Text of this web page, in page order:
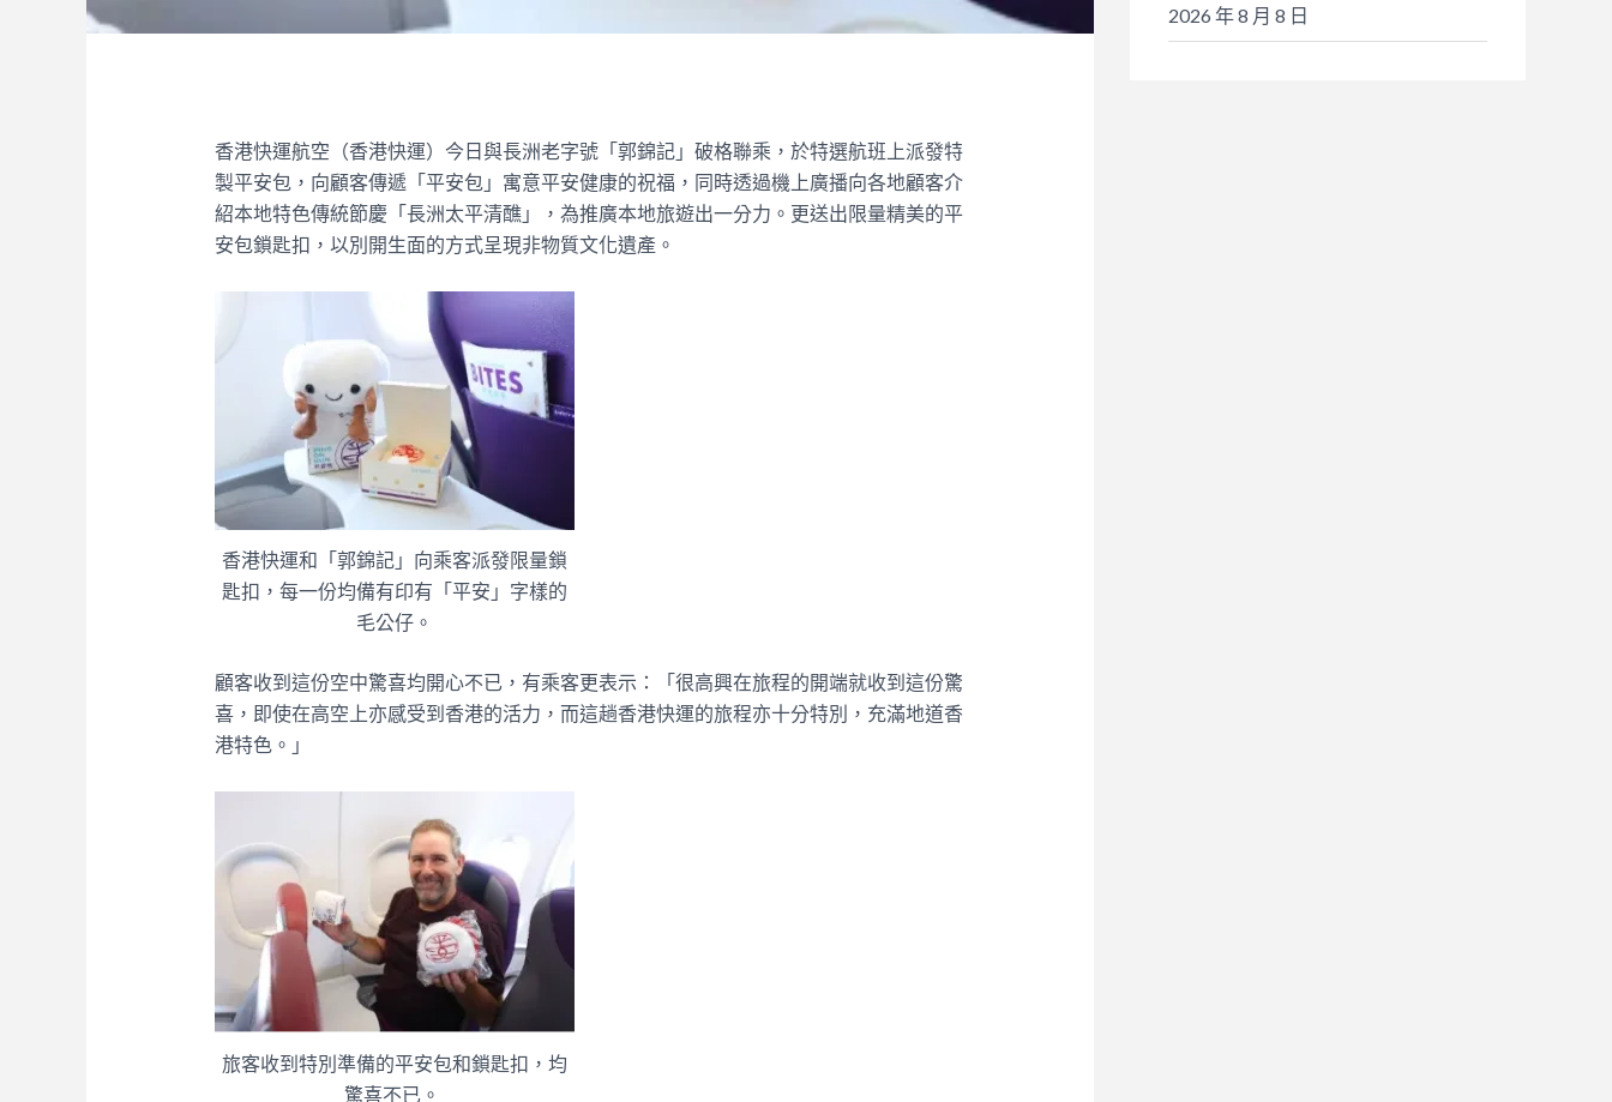
香港快運航空（香港快運）今日與長洲老字號「郭錦記」破格聯乘，於特選航班上派發特
製平安包，向顧客傳遞「平安包」寓意平安健康的祝福，同時透過機上廣播向各地顧客介
紹本地特色傳統節慶「長洲太平清醮」，為推廣本地旅遊出一分力。更送出限量精美的平
安包鎖匙扣，以別開生面的方式呈現非物質文化遺產。
香港快運和「郭錦記」向乘客派發限量鎖
匙扣，每一份均備有印有「平安」字樣的
毛公仔。
顧客收到這份空中驚喜均開心不已，有乘客更表示：「很高興在旅程的開端就收到這份驚
喜，即使在高空上亦感受到香港的活力，而這趟香港快運的旅程亦十分特別，充滿地道香
港特色。」
旅客收到特別準備的平安包和鎖匙扣，均
驚喜不已。
2026 年 8 月 8 日